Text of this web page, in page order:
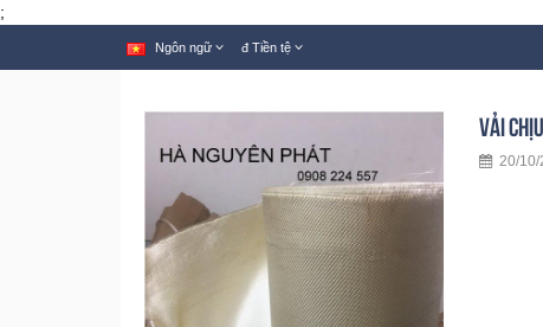
;
Ngôn ngữ đ Tiền tệ
VẢI
20/10/